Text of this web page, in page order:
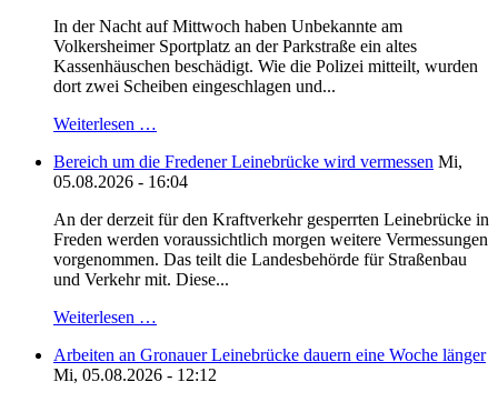
In der Nacht auf Mittwoch haben Unbekannte am
Volkersheimer Sportplatz an der Parkstraße ein altes
Kassenhäuschen beschädigt. Wie die Polizei mitteilt, wurden
dort zwei Scheiben eingeschlagen und...
Weiterlesen …
Bereich um die Fredener Leinebrücke wird vermessen Mi,
05.08.2026 - 16:04
An der derzeit für den Kraftverkehr gesperrten Leinebrücke in
Freden werden voraussichtlich morgen weitere Vermessungen
vorgenommen. Das teilt die Landesbehörde für Straßenbau
und Verkehr mit. Diese...
Weiterlesen …
Arbeiten an Gronauer Leinebrücke dauern eine Woche länger
Mi, 05.08.2026 - 12:12